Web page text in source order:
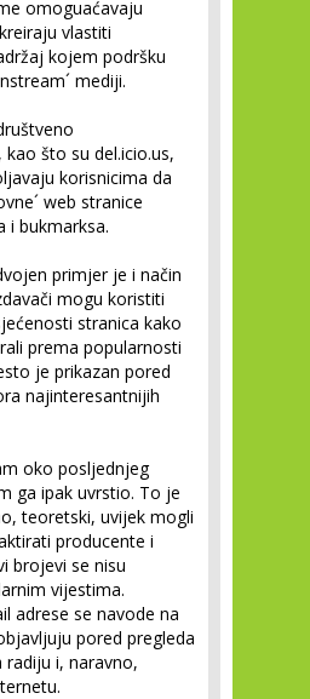
omoguaćavaju
vlastiti
kojem podršku
mediji.
što su del.icio.us,
korisnicima da
web stranice
i bukmarksa.
primjer je i način
mogu koristiti
stranica kako
prema popularnosti
je prikazan pored
najinteresantnijih
oko posljednjeg
ga ipak uvrstio. To je
teoretski, uvijek mogli
producente i
brojevi se nisu
vijestima.
adrese se navode na
pored pregleda
i, naravno,